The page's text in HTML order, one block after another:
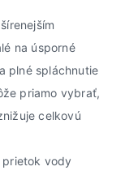
na úsporné
plné spláchnutie
priamo vybrať,
celkovú
prietok vody